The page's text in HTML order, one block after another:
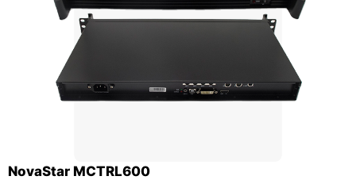
NovaStar MCTRL600